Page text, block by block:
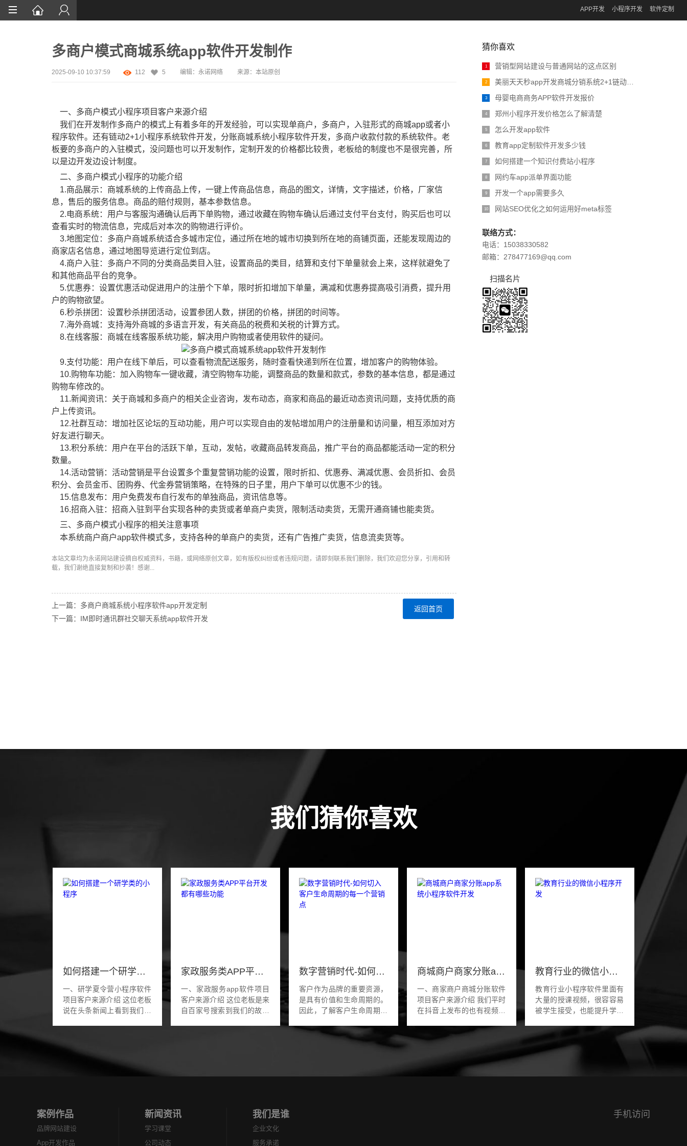
APP开发 小程序开发 软件定制
多商户模式商城系统app软件开发制作
2025-09-10 10:37:59 112 5 编辑：永诺网络 来源： 本站原创
一、多商户模式小程序项目客户来源介绍
我们在开发制作多商户的模式上有着多年的开发经验，可以实现单商户，多商户，入驻形式的商城app或者小
程序软件。还有链动2+1小程序系统软件开发，分账商城系统小程序软件开发，多商户收款付款的系统软件。老
板要的多商户的入驻模式，没问题也可以开发制作，定制开发的价格都比较贵，老板给的制度也不是很完善，所
以是边开发边设计制度。
二、多商户模式小程序的功能介绍
1.商品展示：商城系统的上传商品上传，一键上传商品信息，商品的图文，详情，文字描述，价格，厂家信
息，售后的服务信息。商品的赔付规则，基本参数信息。
2.电商系统：用户与客服沟通确认后再下单购物，通过收藏在购物车确认后通过支付平台支付，购买后也可以
查看实时的物流信息，完成后对本次的购物进行评价。
3.地图定位：多商户商城系统适合多城市定位，通过所在地的城市切换到所在地的商铺页面，还能发现周边的
商家店名信息，通过地图导览进行定位到店。
4.商户入驻：多商户不同的分类商品类目入驻，设置商品的类目，结算和支付下单量就会上来，这样就避免了
和其他商品平台的竞争。
5.优惠券：设置优惠活动促进用户的注册个下单，限时折扣增加下单量，满减和优惠券提高吸引消费，提升用
户的购物欲望。
6.秒杀拼团：设置秒杀拼团活动，设置参团人数，拼团的价格，拼团的时间等。
7.海外商城：支持海外商城的多语言开发，有关商品的税费和关税的计算方式。
8.在线客服：商城在线客服系统功能，解决用户购物或者使用软件的疑问。
9.支付功能：用户在线下单后，可以查看物流配送服务，随时查看快递到所在位置，增加客户的购物体验。
10.购物车功能：加入购物车一键收藏，清空购物车功能，调整商品的数量和款式，参数的基本信息，都是通过
购物车修改的。
11.新闻资讯：关于商城和多商户的相关企业咨询，发布动态，商家和商品的最近动态资讯问题，支持优质的商
户上传资讯。
12.社群互动：增加社区论坛的互动功能，用户可以实现自由的发帖增加用户的注册量和访问量，相互添加对方
好友进行聊天。
13.积分系统：用户在平台的活跃下单，互动，发帖，收藏商品转发商品，推广平台的商品都能活动一定的积分
数量。
14.活动营销：活动营销是平台设置多个重复营销功能的设置，限时折扣、优惠券、满减优惠、会员折扣、会员
积分、会员金币、团购券、代金券营销策略，在特殊的日子里，用户下单可以优惠不少的钱。
15.信息发布：用户免费发布自行发布的单独商品，资讯信息等。
16.招商入驻：招商入驻到平台实现各种的卖货或者单商户卖货，限制活动卖货，无需开通商铺也能卖货。
三、多商户模式小程序的相关注意事项
本系统商户商户app软件模式多，支持各种的单商户的卖货，还有广告推广卖货，信息流卖货等。
本站文章均为永诺网站建设摘自权威资料，书籍，或网络原创文章，如有版权纠纷或者违规问题，请即刻联系我们删除，我们欢迎您分享，引用和转
载，我们谢绝直接复制和抄袭！感谢...
返回首页
上一篇：多商户商城系统小程序软件app开发定制
下一篇：IM即时通讯群社交聊天系统app软件开发
猜你喜欢
1 营销型网站建设与普通网站的这点区别
2 美丽天天秒app开发商城分销系统2+1链动模式
3 母婴电商商务APP软件开发报价
4 郑州小程序开发价格怎么了解清楚
5 怎么开发app软件
6 教育app定制软件开发多少钱
7 如何搭建一个知识付费站小程序
8 网约车app派单界面功能
9 开发一个app需要多久
10 网站SEO优化之如何运用好meta标签
联络方式：
电话：15038330582
邮箱：278477169@qq.com
扫描名片
我们猜你喜欢
如何搭建一个研学类的小程序
一、研学夏令营小程序软件
项目客户来源介绍 这位老板
说在头条新闻上看到我们的
概的功能就是...
家政服务类APP平台开发都有哪些功能
一、家政服务app软件项目
客户来源介绍 这位老板是来
自百家号搜索到我们的故事
数字营销时代-如何切入客户生命周期的每一个营销点
客户作为品牌的重要资源，
是具有价值和生命周期的。
因此，了解客户生命周期以
值，对于企业市场营销活动
和运营管理是非常重要的。
商城商户商家分账app系统小程序软件开发
一、商家商户商城分账软件
项目客户来源介绍 我们平时
在抖音上发布的也有视频宣
小程序系统开发关键词找到
我们的视频的，看到我们可
教育行业的微信小程序开发
教育行业小程序软件里面有
大量的授课视频，很容容易
被学生接受，也能提升学员
论和学员和授课教师建立起
来的平台，实时的对学生的
疑问进行解答，学员之间...
案例作品
品牌网站建设
App开发作品
新闻资讯
学习课堂
公司动态
我们是谁
企业文化
服务承诺
手机访问